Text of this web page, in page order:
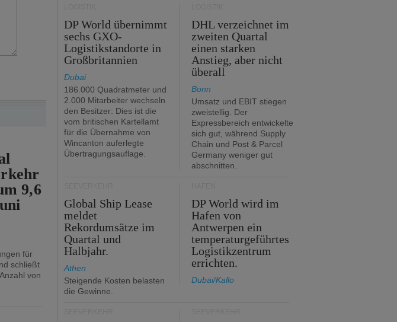
9,6
für
schließt
von
DP World übernimmt
sechs GXO-
Logistikstandorte in
Großbritannien
Dubai
186.000 Quadratmeter und
2.000 Mitarbeiter wechseln
den Besitzer: Dies ist die
vom britischen Kartellamt
für die Übernahme von
Wincanton auferlegte
Übertragungsauflage.
DHL verzeichnet im
zweiten Quartal
einen starken
Anstieg, aber nicht
überall
Bonn
Umsatz und EBIT stiegen
zweistellig. Der
Expressbereich entwickelte
sich gut, während Supply
Chain und Post & Parcel
Germany weniger gut
abschnitten.
Global Ship Lease
meldet
Rekordumsätze im
Quartal und
Halbjahr.
Athen
Steigende Kosten belasten
die Gewinne.
DP World wird im
Hafen von
Antwerpen ein
temperaturgeführtes
Logistikzentrum
errichten.
Dubai/Kallo